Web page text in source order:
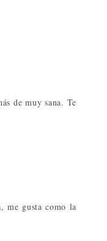
de muy sana. Te
me gusta como la